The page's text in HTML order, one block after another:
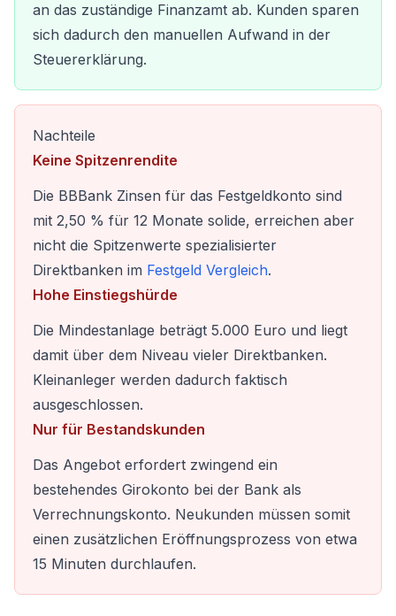
an das zuständige Finanzamt ab. Kunden sparen
sich dadurch den manuellen Aufwand in der
Steuererklärung.
Nachteile
Keine Spitzenrendite
Die BBBank Zinsen für das Festgeldkonto sind
mit 2,50 % für 12 Monate solide, erreichen aber
nicht die Spitzenwerte spezialisierter
Direktbanken im Festgeld Vergleich.
Hohe Einstiegshürde
Die Mindestanlage beträgt 5.000 Euro und liegt
damit über dem Niveau vieler Direktbanken.
Kleinanleger werden dadurch faktisch
ausgeschlossen.
Nur für Bestandskunden
Das Angebot erfordert zwingend ein
bestehendes Girokonto bei der Bank als
Verrechnungskonto. Neukunden müssen somit
einen zusätzlichen Eröffnungsprozess von etwa
15 Minuten durchlaufen.